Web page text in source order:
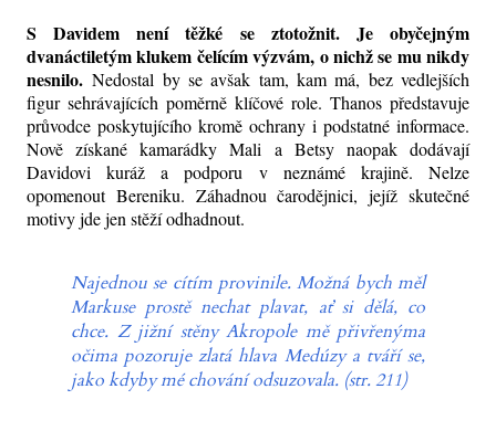
S Davidem není těžké se ztotožnit. Je obyčejným
dvanáctiletým klukem čelícím výzvám, o nichž se mu nikdy
nesnilo.Nedostal by se avšak tam, kam má, bez vedlejších
figur sehrávajících poměrně klíčové role. Thanos představuje
průvodce poskytujícího kromě ochrany i podstatné informace.
Nově získané kamarádky Mali a Betsy naopak dodávají
Davidovi kuráž a podporu v neznámé krajině. Nelze
opomenout Bereniku. Záhadnou čarodějnici, jejíž skutečné
motivy jde jen stěží odhadnout.
Najednou se cítím provinile. Možná bych měl
Markuse prostě nechat plavat, ať si dělá, co
chce. Z jižní stěny Akropole mě přivřenýma
očima pozoruje zlatá hlava Medúzy a tváří se,
jako kdyby mé chování odsuzovala. (str. 211)